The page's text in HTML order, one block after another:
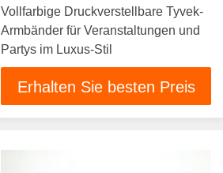
Vollfarbige Druckverstellbare Tyvek-
Armbänder für Veranstaltungen und
Partys im Luxus-Stil
Erhalten Sie besten Preis